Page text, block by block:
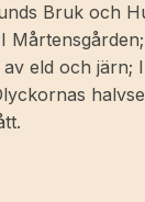
Bruk och
eld och järn;